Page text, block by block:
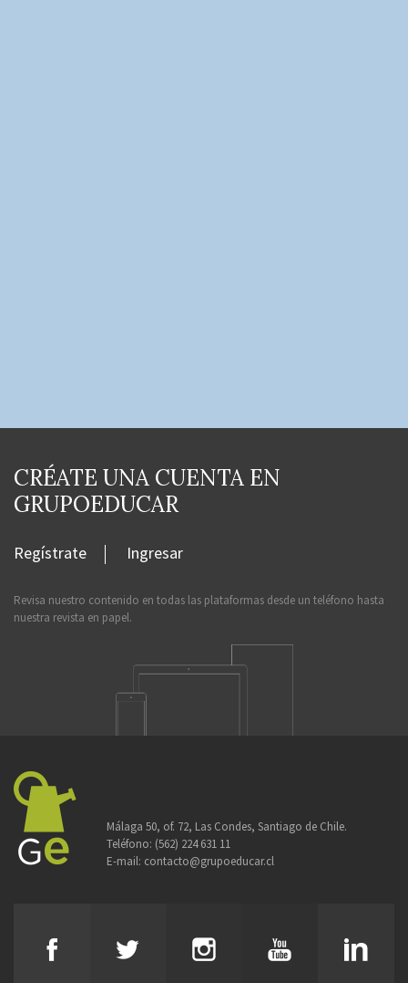
CRÉATE UNA CUENTA EN
GRUPOEDUCAR
Regístrate Ingresar
Revisa nuestro contenido en todas las plataformas desde un teléfono hasta
nuestra revista en papel.
Málaga 50, of. 72, Las Condes, Santiago de Chile.
Teléfono: (562) 224 631 11
E-mail: contacto@grupoeducar.cl